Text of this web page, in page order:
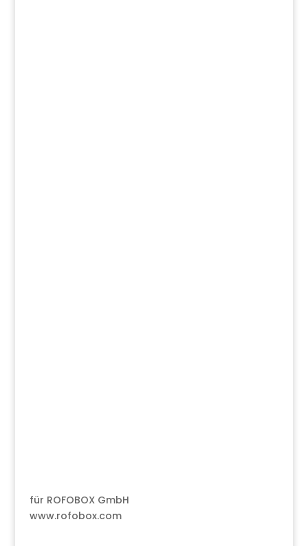
für ROFOBOX GmbH
www.rofobox.com